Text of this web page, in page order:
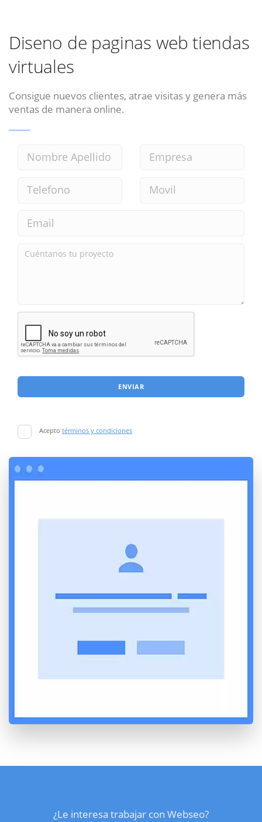
Diseno de paginas web tiendas
virtuales
Consigue nuevos clientes, atrae visitas y genera más
ventas de manera online.
ENVIAR
Acepto términos y condiciones
¿Le interesa trabajar con Webseo?